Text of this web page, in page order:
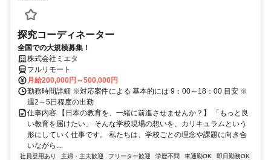
探究コーディネーター
全国での大規模募集！
株式会社ミエタ
フルリモート
月給200,000円～500,000円
勤務時間詳細 ※対応案件による 基本的には 9：00～18：00 目安 ※
週2～5日程度の出勤
仕事内容 【日本の教育を、一緒に前進させませんか？】 「もっと良
い教育を届けたい」 そんな学校現場の想いを、カリキュラムという
形にしていく仕事です。 私たちは、学校ごとの理念や課題に向き合
いながら...
社員登用あり 主婦・主夫歓迎 フリーター歓迎 学歴不問 車通勤OK
即日勤務OK